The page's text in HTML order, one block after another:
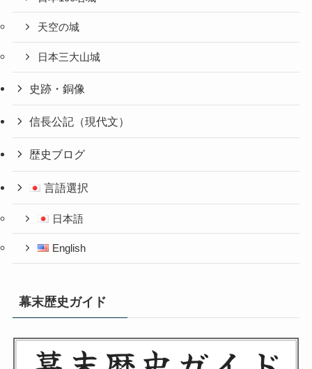
天空の城
日本三大山城
史跡・銅像
信長公記（現代文）
歴史ブログ
言語選択
日本語
English
幕末歴史ガイド